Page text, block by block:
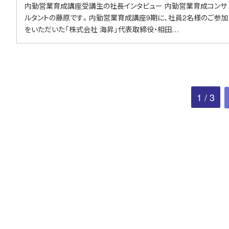
内勤営業育成講座受講生の社長インタビュー 内勤営業育成コンサ
ルタントの藤原です。内勤営業育成講座9期に、社員2名様のご参加
をいただいた「株式会社 海昇」代表取締役・相田…
1 / 3